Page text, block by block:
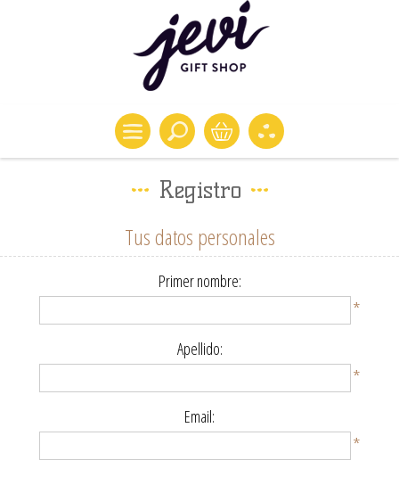
Registro
Tus datos personales
Primer nombre:
*
Apellido:
*
Email:
*